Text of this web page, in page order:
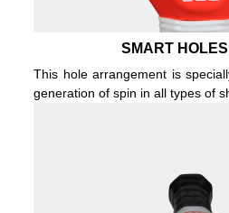
SMART
This hole arrangement is
generation of spin in all types of